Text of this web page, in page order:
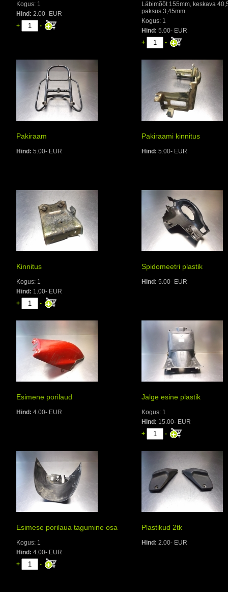
Kogus: 1
Hind: 2.00- EUR
+
-
Läbimõõt 155mm, keskava
paksus 3,45mm
Kogus: 1
Hind: 5.00- EUR
+
-
Pakiraam
Hind: 5.00- EUR
Pakiraami kinnitus
Hind: 5.00- EUR
Kinnitus
Kogus: 1
Hind: 1.00- EUR
+
-
Spidomeetri plastik
Hind: 5.00- EUR
Esimene porilaud
Hind: 4.00- EUR
Jalge esine plastik
Kogus: 1
Hind: 15.00- EUR
+
-
Esimese porilaua tagumine osa
Kogus: 1
Hind: 4.00- EUR
+
-
Plastikud 2tk
Hind: 2.00- EUR